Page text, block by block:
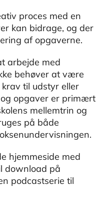
proces med en
kan bidrage, og der
af opgaverne.
arbejde med
behøver at være
til udstyr eller
opgaver er primært
mellemtrin og
på både
hjemmeside med
download på
podcastserie til